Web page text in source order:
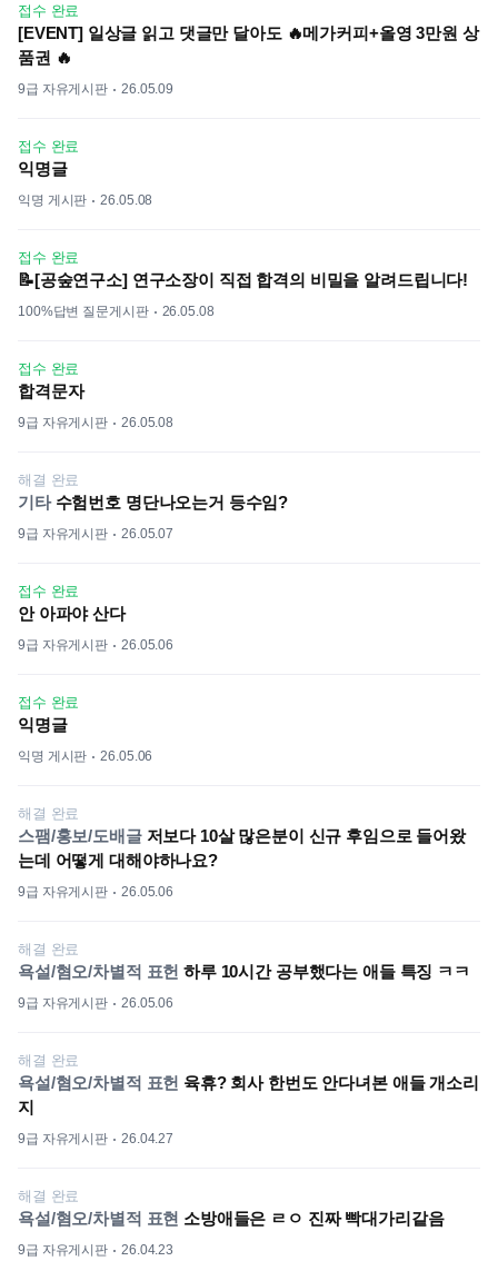
접수 완료
[EVENT] 일상글 읽고 댓글만 달아도 🔥메가커피+올영 3만원 상
품권 🔥
9급 자유게시판 26.05.09
접수 완료
익명글
익명 게시판 26.05.08
접수 완료
📝[공숲연구소] 연구소장이 직접 합격의 비밀을 알려드립니다!
100%답변 질문게시판 26.05.08
접수 완료
합격문자
9급 자유게시판 26.05.08
해결 완료
기타수험번호 명단나오는거 등수임?
9급 자유게시판 26.05.07
접수 완료
안 아파야 산다
9급 자유게시판 26.05.06
접수 완료
익명글
익명 게시판 26.05.06
해결 완료
스팸/홍보/도배글저보다 10살 많은분이 신규 후임으로 들어왔
는데 어떻게 대해야하나요?
9급 자유게시판 26.05.06
해결 완료
욕설/혐오/차별적 표헌 하루 10시간 공부했다는 애들 특징 ㅋㅋ
9급 자유게시판 26.05.06
해결 완료
욕설/혐오/차별적 표헌 육휴? 회사 한번도 안다녀본 애들 개소리
지
9급 자유게시판 26.04.27
해결 완료
욕설/혐오/차별적 표현 소방애들은 ㄹㅇ 진짜 빡대가리같음
9급 자유게시판 26.04.23